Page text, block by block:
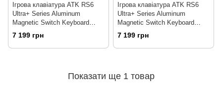
Ігрова клавіатура ATK RS6
Ultra+ Series Aluminum
Magnetic Switch Keyboard
Spectral Ranger
7 199 грн
Ігрова клавіатура ATK RS6
Ultra+ Series Aluminum
Magnetic Switch Keyboard
Sakura Warrior
7 199 грн
Показати ще 1 товар